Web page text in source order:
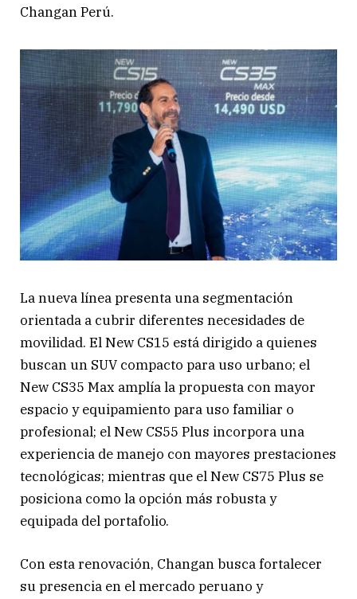
Changan Perú.
La nueva línea presenta una segmentación
orientada a cubrir diferentes necesidades de
movilidad. El New CS15 está dirigido a quienes
buscan un SUV compacto para uso urbano; el
New CS35 Max amplía la propuesta con mayor
espacio y equipamiento para uso familiar o
profesional; el New CS55 Plus incorpora una
experiencia de manejo con mayores prestaciones
tecnológicas; mientras que el New CS75 Plus se
posiciona como la opción más robusta y
equipada del portafolio.
Con esta renovación, Changan busca fortalecer
su presencia en el mercado peruano y